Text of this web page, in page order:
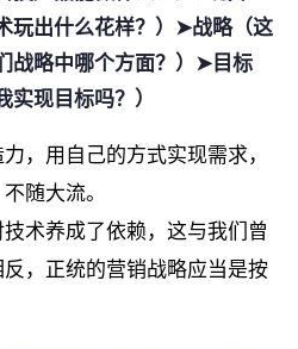
玩出什么花样？）➤战略（这
战略中哪个方面？）➤目标
实现目标吗？）
，用自己的方式实现需求，
随大流。
术养成了依赖，这与我们曾
，正统的营销战略应当是按